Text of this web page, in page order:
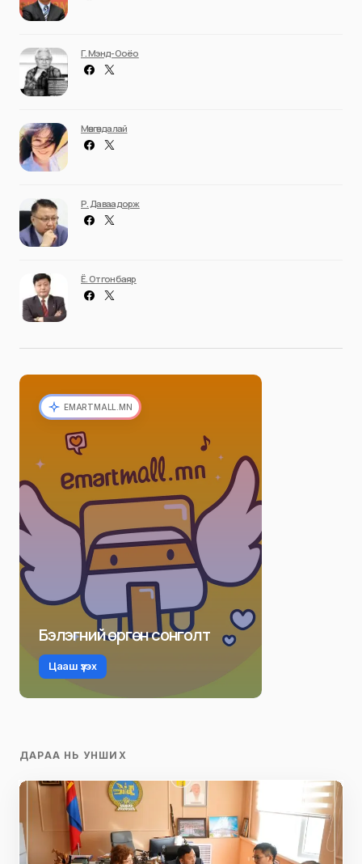
Г. Мэнд-Ооёо
Мөнгөндалай
Р. Даваадорж
Ё. Отгонбаяр
EMARTMALL.MN
Бэлэгний өргөн сонголт
Цааш үзэх
ДАРАА НЬ УНШИХ